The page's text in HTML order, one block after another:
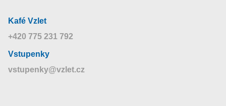
Kafé Vzlet
+420 775 231 792
Vstupenky
vstupenky@vzlet.cz